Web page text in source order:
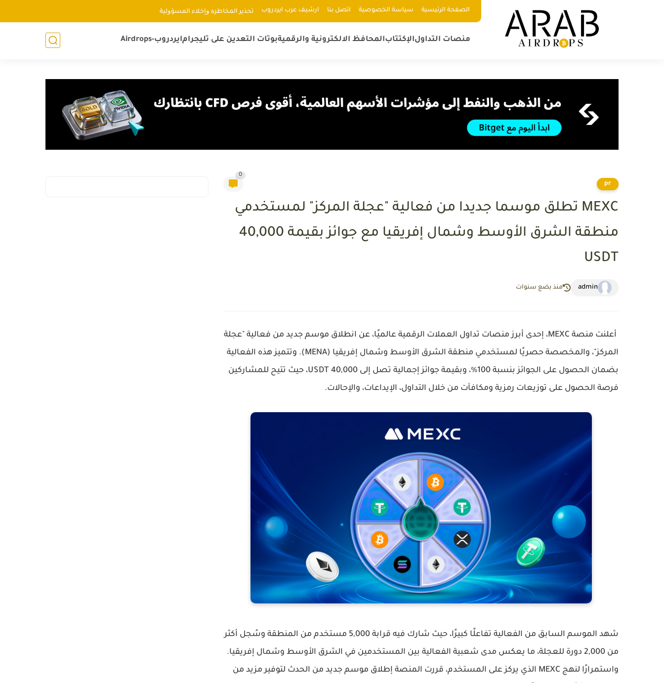
الصفحة الرئيسية سياسة الخصوصية اتصل بنا ارشيف عرب ايردروب ﺗﺤﺬﻳﺮ اﻟﻤﺨﺎﻃﺮﺓ ﻭإﺧﻼء اﻟﻤﺴﺆﻭﻟﻴﺔ
منصات التداولالإكتتابالمحافظ الالكترونية والرقميةبوتات التعدين على تليجرامايردروب-Airdrops
pr
0
MEXC تطلق موسما جديدا من فعالية "عجلة المركز" لمستخدمي
منطقة الشرق الأوسط وشمال إفريقيا مع جوائز بقيمة 40,000
USDT
admin منذ بضع سنوات
أعلنت منصة MEXC، إحدى أبرز منصات تداول العملات الرقمية عالميًا، عن انطلاق موسم جديد من فعالية "عجلة
المركز"
، والمخصصة حصريًا لمستخدمي منطقة الشرق الأوسط وشمال إفريقيا (MENA). وتتميز هذه الفعالية
بضمان الحصول على الجوائز بنسبة 100%، وبقيمة جوائز إجمالية تصل إلى
40,000 USDT
، حيث تتيح للمشاركين
فرصة الحصول على توزيعات رمزية ومكافآت من خلال التداول، الإيداعات، والإحالات.
شهد الموسم السابق من الفعالية تفاعلًا كبيرًا، حيث شارك فيه قرابة 5,000 مستخدم من المنطقة
وسُجل أكثر
من 2,000 دورة للعجلة
، ما يعكس مدى شعبية الفعالية بين المستخدمين في الشرق الأوسط وشمال إفريقيا.
واستمرارًا لنهج MEXC الذي يركز على المستخدم، قررت المنصة إطلاق موسم جديد من الحدث لتوفير مزيد من